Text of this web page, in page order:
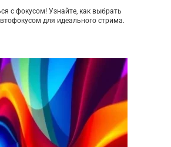
с фокусом! Узнайте, как выбрать
для идеального стрима.